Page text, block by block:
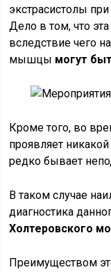
экстрасистолы
Дело в том, что
вследствие чего
мышцы могут
Кроме того, во
проявляет
редко бывает
В таком случае
диагностика
Холтеровского
Преимуществом